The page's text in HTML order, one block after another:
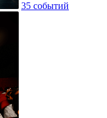
35 событий